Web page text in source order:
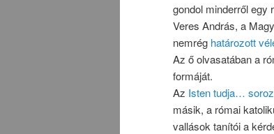
gondol minderről egy
Veres András, a
nemrég határozott
Az ő olvasatában a
formáját.
Az Isten tudja…
másik, a római
vallások tanítói a